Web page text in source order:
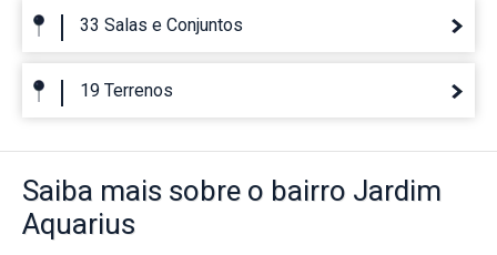
33 Salas e Conjuntos
19 Terrenos
Saiba mais sobre o bairro Jardim
Aquarius